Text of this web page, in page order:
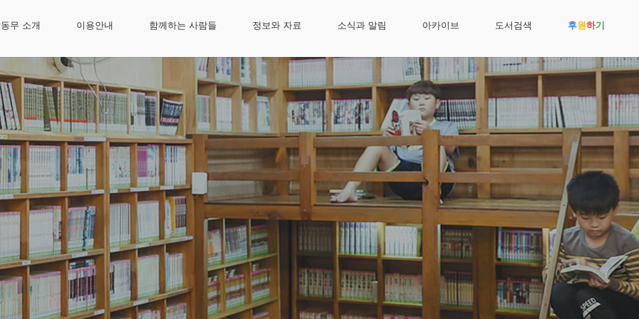
무 소개 이용안내 함께하는 사람들 정보와 자료 소식과 알림 아카이브 도서검색 후 원하 기